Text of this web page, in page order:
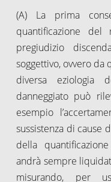
(A) La prima
quantificazione
pregiudizio
soggettivo, ovvero da
diversa eziologia
danneggiato può
esempio
sussistenza di cause
della
andrà sempre
misurando, per